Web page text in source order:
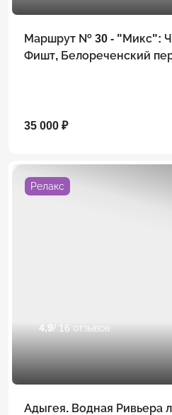
Маршрут № 30 - "Микс":
Фишт, Белореченский
35 000 ₽
Релакс
4.9 / 16 отзывов
Адыгея. Водная Ривьера